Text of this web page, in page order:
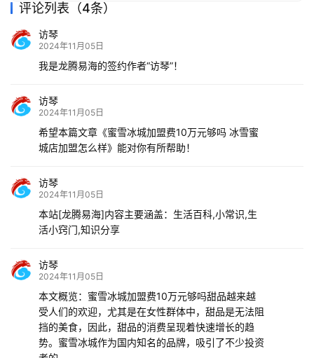
评论列表（4条）
访琴
2024年11月05日
我是龙腾易海的签约作者“访琴”！
访琴
2024年11月05日
希望本篇文章《蜜雪冰城加盟费10万元够吗 冰雪蜜
城店加盟怎么样》能对你有所帮助！
访琴
2024年11月05日
本站[龙腾易海]内容主要涵盖：生活百科,小常识,生
活小窍门,知识分享
访琴
2024年11月05日
本文概览：蜜雪冰城加盟费10万元够吗甜品越来越
受人们的欢迎，尤其是在女性群体中，甜品是无法阻
挡的美食，因此，甜品的消费呈现着快速增长的趋
势。蜜雪冰城作为国内知名的品牌，吸引了不少投资